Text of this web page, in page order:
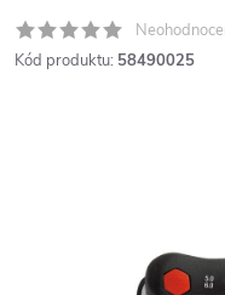
Kód produktu: 58490025